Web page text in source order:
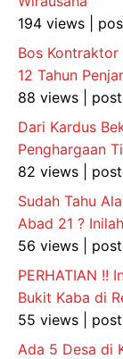
194 views
Bos
12 Tahun
88 views
Dari Kardus
Penghargaan
82 views
Sudah Tahu
Abad 21 ?
56 views
PERHATIAN !!
Bukit Kaba di
55 views
Ada 5 Desa di